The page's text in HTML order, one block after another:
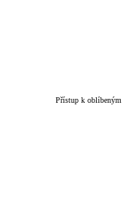
Přístup k oblíbeným